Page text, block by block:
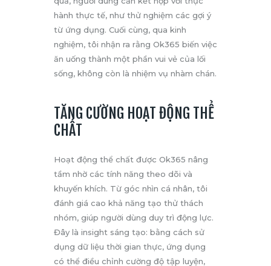
hành thực tế, như thử nghiệm các gợi ý
từ ứng dụng. Cuối cùng, qua kinh
nghiệm, tôi nhận ra rằng Ok365 biến việc
ăn uống thành một phần vui vẻ của lối
sống, không còn là nhiệm vụ nhàm chán.
TĂNG CƯỜNG HOẠT ĐỘNG THỂ
CHẤT
Hoạt động thể chất được Ok365 nâng
tầm nhờ các tính năng theo dõi và
khuyến khích. Từ góc nhìn cá nhân, tôi
đánh giá cao khả năng tạo thử thách
nhóm, giúp người dùng duy trì động lực.
Đây là insight sáng tạo: bằng cách sử
dụng dữ liệu thời gian thực, ứng dụng
có thể điều chỉnh cường độ tập luyện,